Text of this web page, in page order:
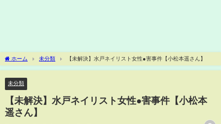
ホーム 未分類 【未解決】水戸ネイリスト女性●害事件【小松本遥さん】
未分類
【未解決】水戸ネイリスト女性●害事件【小松本
遥さん】